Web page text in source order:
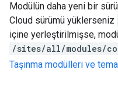
Modülün daha yeni bir
Cloud sürümü yüklerseniz
içine yerleştirilmişse,
/sites/all/modules/
Taşınma modülleri ve